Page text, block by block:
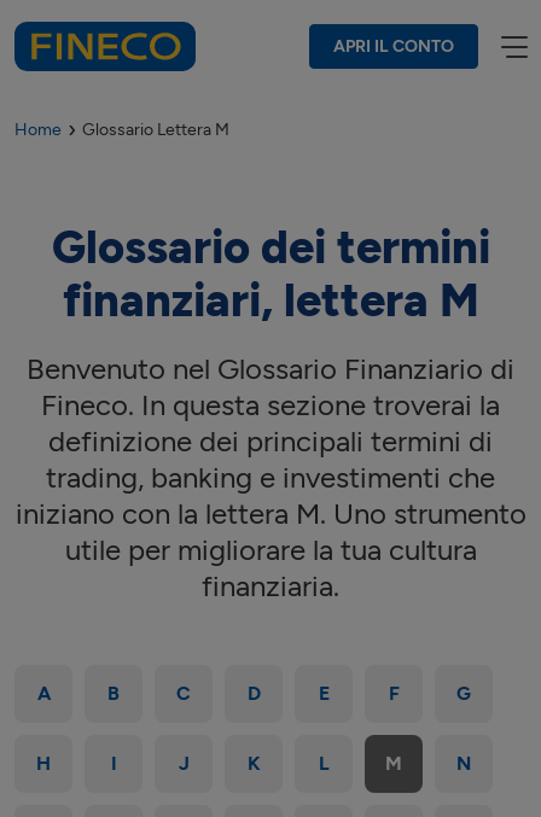
APRI IL CONTO
Home Glossario Lettera M
Glossario dei termini
finanziari, lettera M
Benvenuto nel Glossario Finanziario di
Fineco. In questa sezione troverai la
definizione dei principali termini di
trading, banking e investimenti che
iniziano con la lettera M. Uno strumento
utile per migliorare la tua cultura
finanziaria.
A B C D E F G
H I J K L M N